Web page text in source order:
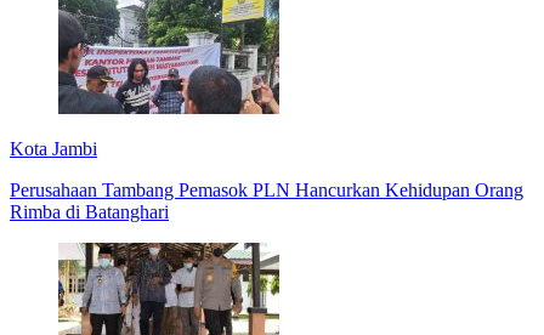
Kota Jambi
Perusahaan Tambang Pemasok PLN Hancurkan Kehidupan Orang
Rimba di Batanghari